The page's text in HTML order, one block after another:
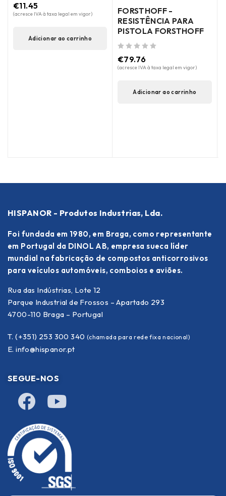
€11.45
(acresce IVA à taxa legal em vigor)
Adicionar ao carrinho
FORSTHOFF -
RESISTÊNCIA PARA
PISTOLA FORSTHOFF
€79.76
(acresce IVA à taxa legal em vigor)
Adicionar ao carrinho
HISPANOR - Produtos Industrias, Lda.
Foi fundada em 1980, em Braga, como representante
em Portugal da DINOL AB, empresa sueca líder
mundial na fabricação de compostos anticorrosivos
para veículos automóveis, comboios e aviões.
Rua das Indústrias, Lote 12
Parque Industrial de Frossos – Apartado 293
4700-110 Braga – Portugal
T. (+351) 253 300 340 (chamada para rede fixa nacional)
E. info@hispanor.pt
SEGUE-NOS